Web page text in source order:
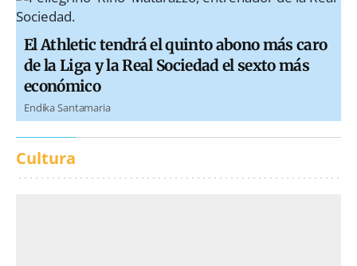
El Athletic tendrá el quinto abono más caro
de la Liga y la Real Sociedad el sexto más
económico
Endika Santamaria
Cultura